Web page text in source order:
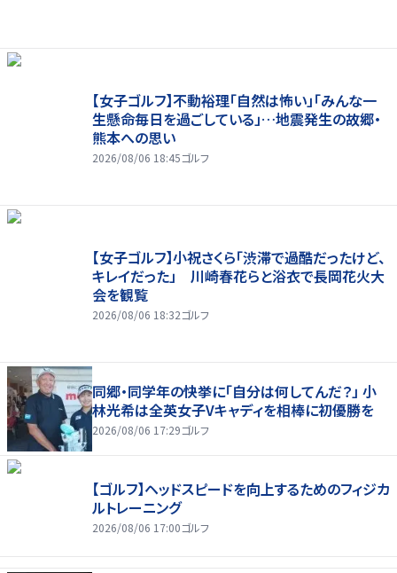
【女子ゴルフ】不動裕理「自然は怖い」「みんな一
生懸命毎日を過ごしている」…地震発生の故郷・
熊本への思い
2026/08/06 18:45ゴルフ
【女子ゴルフ】小祝さくら「渋滞で過酷だったけど、
キレイだった」 川崎春花らと浴衣で長岡花火大
会を観覧
2026/08/06 18:32ゴルフ
同郷・同学年の快挙に「自分は何してんだ？」 小
林光希は全英女子Vキャディを相棒に初優勝を
2026/08/06 17:29ゴルフ
【ゴルフ】ヘッドスピードを向上するためのフィジカ
ルトレーニング
2026/08/06 17:00ゴルフ